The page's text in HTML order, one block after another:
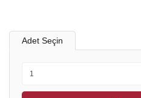
Adet Seçin